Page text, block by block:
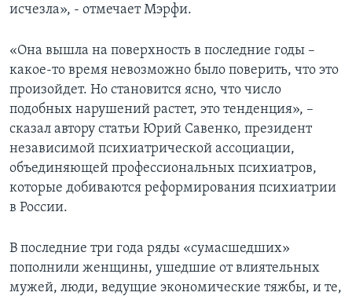
исчезла», - отмечает Мэрфи.
«Она вышла на поверхность в последние годы –
какое-то время невозможно было поверить, что это
произойдет. Но становится ясно, что число
подобных нарушений растет, это тенденция», –
сказал автору статьи Юрий Савенко, президент
независимой психиатрической ассоциации,
объединяющей профессиональных психиатров,
которые добиваются реформирования психиатрии
в России.
В последние три года ряды «сумасшедших»
пополнили женщины, ушедшие от влиятельных
мужей, люди, ведущие экономические тяжбы, и те,